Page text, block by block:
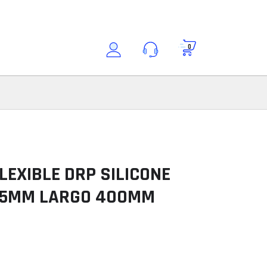
0
DRP SILICONE
LARGO 400MM